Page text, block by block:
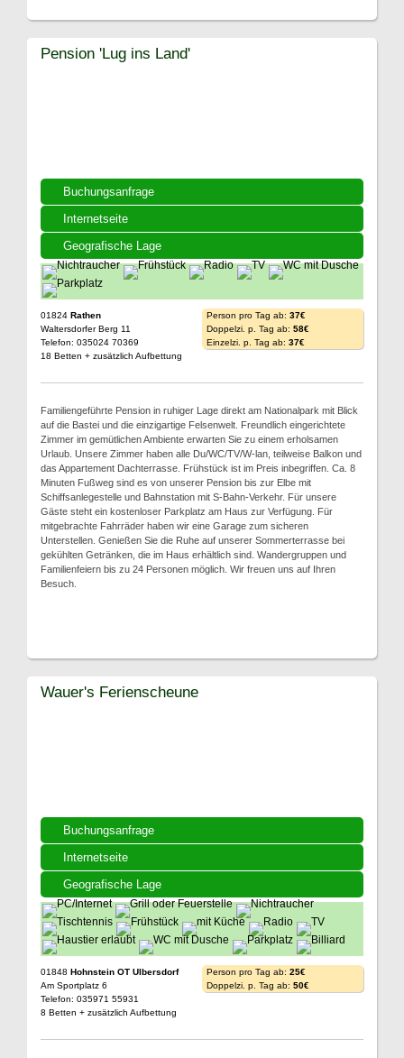
Buchungsanfrage
Internetseite
Geografische Lage
Pension 'Lug ins Land'
01824 Rathen
Waltersdorfer Berg 11
Telefon: 035024 70369
18 Betten + zusätzlich Aufbettung
Person pro Tag ab: 37€
Doppelzi. p. Tag ab: 58€
Einzelzi. p. Tag ab: 37€
Familiengeführte Pension in ruhiger Lage direkt am Nationalpark mit Blick
auf die Bastei und die einzigartige Felsenwelt. Freundlich eingerichtete
Zimmer im gemütlichen Ambiente erwarten Sie zu einem erholsamen
Urlaub. Unsere Zimmer haben alle Du/WC/TV/W-lan, teilweise Balkon und
das Appartement Dachterrasse. Frühstück ist im Preis inbegriffen. Ca. 8
Minuten Fußweg sind es von unserer Pension bis zur Elbe mit
Schiffsanlegestelle und Bahnstation mit S-Bahn-Verkehr. Für unsere
Gäste steht ein kostenloser Parkplatz am Haus zur Verfügung. Für
mitgebrachte Fahrräder haben wir eine Garage zum sicheren
Unterstellen. Genießen Sie die Ruhe auf unserer Sommerterrasse bei
gekühlten Getränken, die im Haus erhältlich sind. Wandergruppen und
Familienfeiern bis zu 24 Personen möglich. Wir freuen uns auf Ihren
Besuch.
Buchungsanfrage
Internetseite
Geografische Lage
Wauer's Ferienscheune
01848 Hohnstein OT Ulbersdorf
Am Sportplatz 6
Telefon: 035971 55931
8 Betten + zusätzlich Aufbettung
Person pro Tag ab: 25€
Doppelzi. p. Tag ab: 50€